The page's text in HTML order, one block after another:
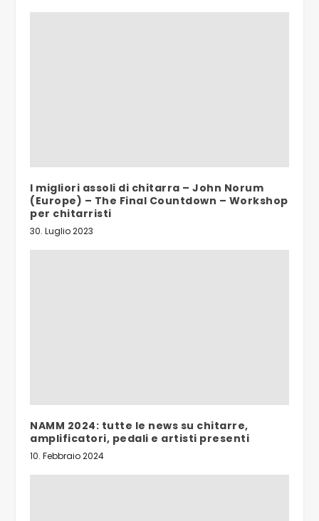
I migliori assoli di chitarra – John Norum
(Europe) – The Final Countdown – Workshop
per chitarristi
30. Luglio 2023
NAMM 2024: tutte le news su chitarre,
amplificatori, pedali e artisti presenti
10. Febbraio 2024